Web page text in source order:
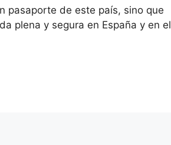
pasaporte de este país, sino que
plena y segura en España y en el